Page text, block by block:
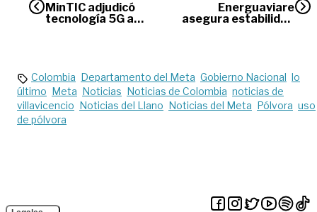
MinTIC adjudicó
tecnología 5G a
Energuaviare
asegura estabilidad
Colombia Departamento del Meta Gobierno Nacional lo
último Meta Noticias Noticias de Colombia noticias de
villavicencio Noticias del Llano Noticias del Meta Pólvora uso
de pólvora